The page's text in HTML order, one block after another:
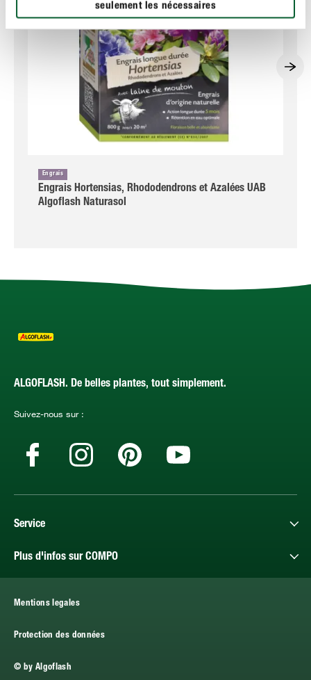
seulement les nécessaires
Engrais
Engrais Hortensias, Rhododendrons et Azalées UAB
Algoflash Naturasol
ALGOFLASH. De belles plantes, tout simplement.
Suivez-nous sur :
Service
Plus d'infos sur COMPO
Mentions legales
Protection des données
© by Algoflash